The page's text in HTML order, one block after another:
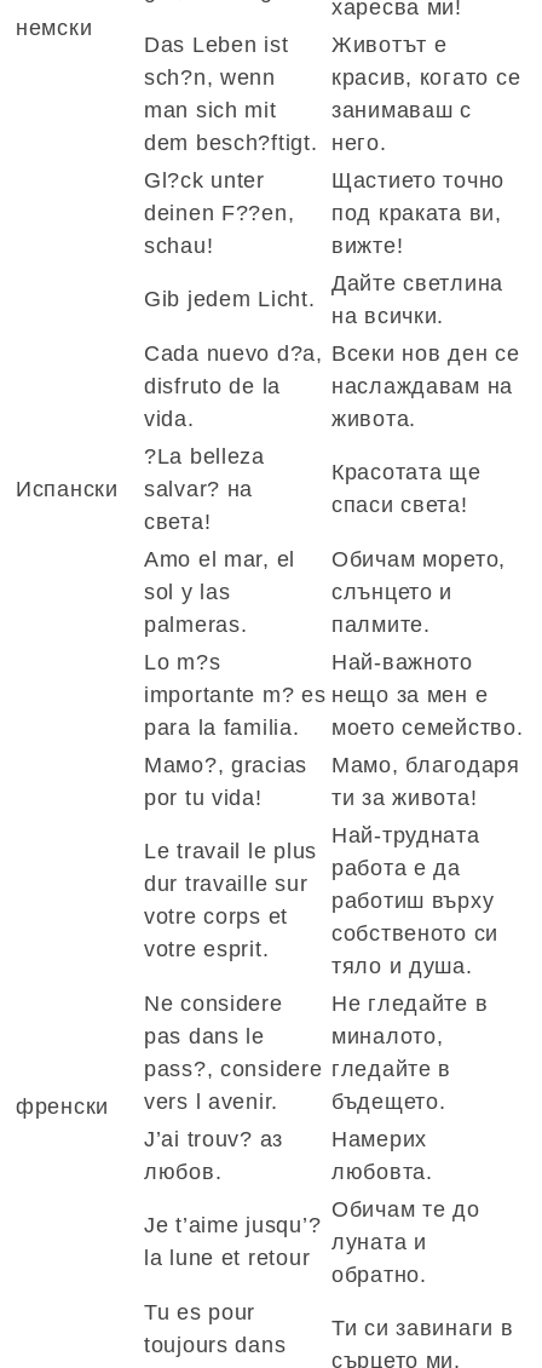
немски
харесва ми!
Das Leben ist
sch?n, wenn
man sich mit
dem besch?ftigt.
Животът е
красив, когато се
занимаваш с
него.
Gl?ck unter
deinen F??en,
schau!
Щастието точно
под краката ви,
вижте!
Gib jedem Licht.
Дайте светлина
на всички.
Испански
Cada nuevo d?a,
disfruto de la
vida.
Всеки нов ден се
наслаждавам на
живота.
?La belleza
salvar? на
света!
Красотата ще
спаси света!
Amo el mar, el
sol y las
palmeras.
Обичам морето,
слънцето и
палмите.
Lo m?s
importante m? es
para la familia.
Най-важното
нещо за мен е
моето семейство.
Мамо?, gracias
por tu vida!
Мамо, благодаря
ти за живота!
френски
Le travail le plus
dur travaille sur
votre corps et
votre esprit.
Най-трудната
работа е да
работиш върху
собственото си
тяло и душа.
Ne considere
pas dans le
pass?, considere
vers l avenir.
Не гледайте в
миналото,
гледайте в
бъдещето.
J’ai trouv? аз
любов.
Намерих
любовта.
Je t’aime jusqu’?
la lune et retour
Обичам те до
луната и
обратно.
Tu es pour
toujours dans
Ти си завинаги в
сърцето ми.